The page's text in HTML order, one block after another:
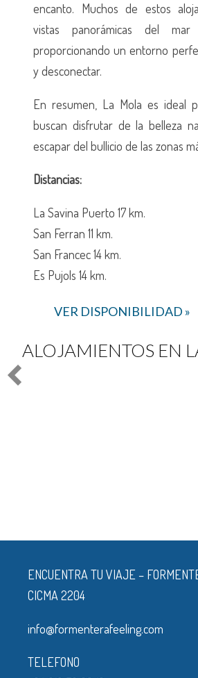
encanto. Muchos de estos
vistas panorámicas del
proporcionando un entorno
y desconectar.
En resumen, La Mola es ideal
buscan disfrutar de la belleza
escapar del bullicio de las zonas
Distancias:
La Savina Puerto 17 km.
San Ferran 11 km.
San Francec 14 km.
Es Pujols 14 km.
VER DISPONIBILIDAD »
ALOJAMIENTOS EN
ENCUENTRA TU VIAJE –
CICMA 2204
info@formenterafeeling.com
TELEFONO